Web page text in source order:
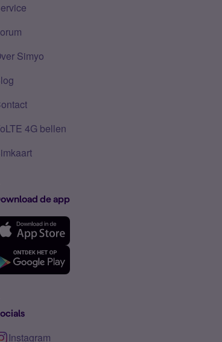
Simyo
4G bellen
de app
Instagram